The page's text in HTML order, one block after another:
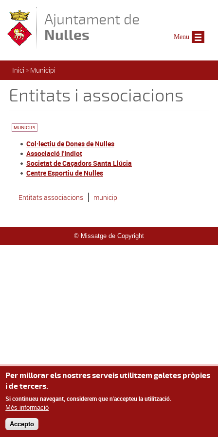
Ajuntament de
Nulles
Esteu aquí
Inici » Municipi
Entitats i associacions
MUNICIPI
Col·lectiu de Dones de Nulles
Associació l'Indiot
Societat de Caçadors Santa Llúcia
Centre Esportiu de Nulles
Entitats associacions municipi
© Missatge de Copyright
Menu
Per millorar els nostres serveis utilitzem galetes pròpies
i de tercers.
Si continueu navegant, considerem que n'accepteu la utilització.
Més informació
Accepto